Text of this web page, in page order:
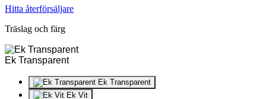
Hitta återförsäljare
Träslag och färg
Ek Transparent
Ek Transparent
Ek Vit